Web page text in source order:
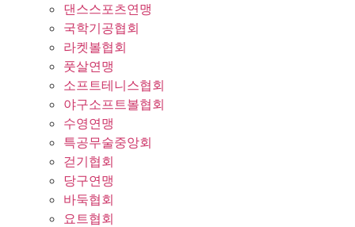
댄스스포츠연맹
국학기공협회
라켓볼협회
풋살연맹
소프트테니스협회
야구소프트볼협회
수영연맹
특공무술중앙회
걷기협회
당구연맹
바둑협회
요트협회